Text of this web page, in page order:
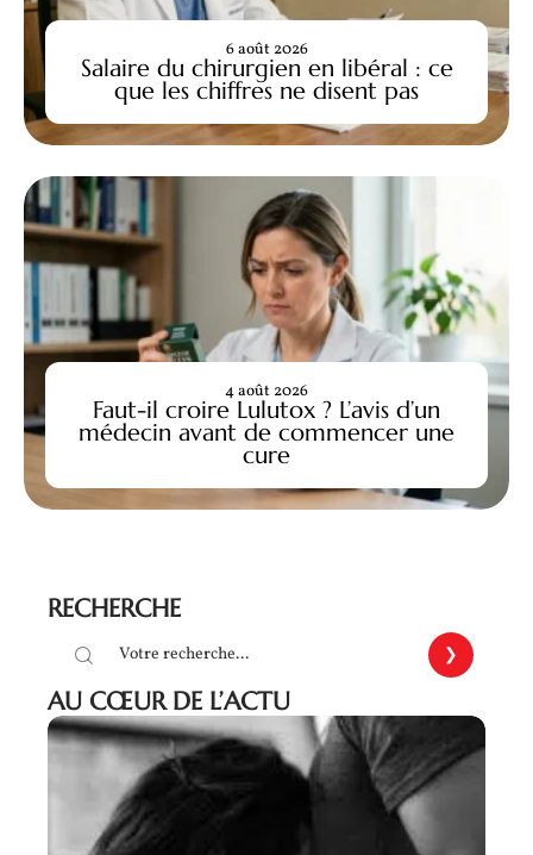
Salaire du chirurgien en libéral : ce
que les chiffres ne disent pas
6 août 2026
Faut-il croire Lulutox ? L’avis d’un
médecin avant de commencer une
cure
4 août 2026
RECHERCHE
AU CŒUR DE L’ACTU